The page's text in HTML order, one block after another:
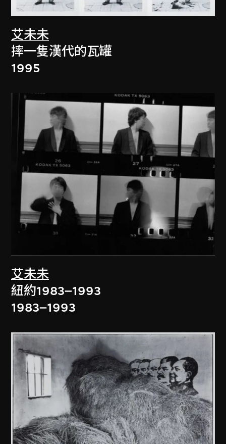
艾未未
摔一隻漢代的瓦罐
1995
艾未未
紐約1983–1993
1983–1993